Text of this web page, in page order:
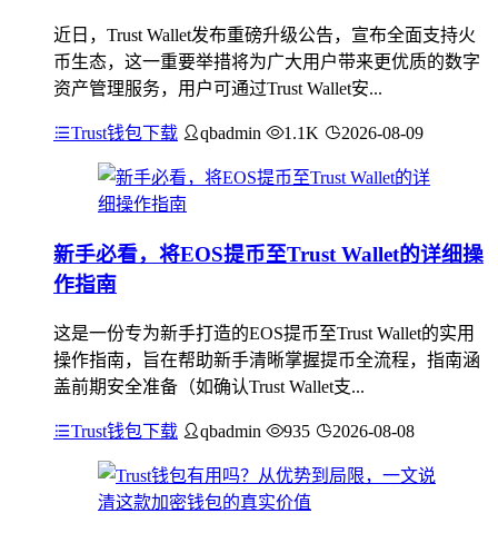
近日，Trust Wallet发布重磅升级公告，宣布全面支持火
币生态，这一重要举措将为广大用户带来更优质的数字
资产管理服务，用户可通过Trust Wallet安...
Trust钱包下载 qbadmin 1.1K 2026-08-09
新手必看，将EOS提币至Trust Wallet的详细操
作指南
这是一份专为新手打造的EOS提币至Trust Wallet的实用
操作指南，旨在帮助新手清晰掌握提币全流程，指南涵
盖前期安全准备（如确认Trust Wallet支...
Trust钱包下载 qbadmin 935 2026-08-08